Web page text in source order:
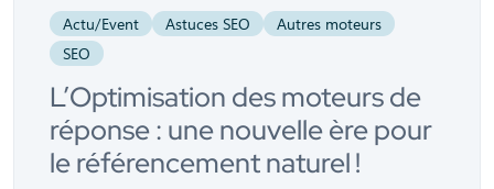
Actu/Event Astuces SEO
Autres moteurs
SEO
L’Optimisation des moteurs de
réponse : une nouvelle ère pour
le référencement naturel !